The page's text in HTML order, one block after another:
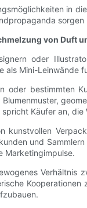
in
von Duft
oder
als Mini-Leinwände
oder bestimmten
Käufer an,
kunstvollen
und
Marketingimpulse.